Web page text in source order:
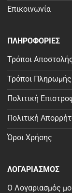
Επικοινωνία
ΠΛΗΡΟΦΟΡΙΕΣ
Τρόποι
Τρόποι Πληρωμής
Πολιτική
Πολιτική
Όροι Χρήσης
ΛΟΓΑΡΙΑΣΜΟΣ
Ο Λογαριασμός